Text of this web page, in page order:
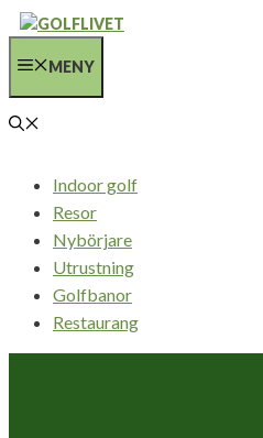
Hoppa
innehållMENY
Indoor golf
Resor
Nybörjare
Utrustning
Golfbanor
Restaurang